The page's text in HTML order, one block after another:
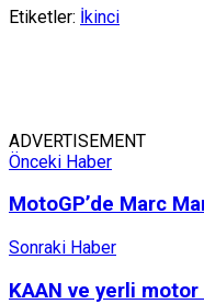
Etiketler: İkinci
ADVERTISEMENT
Önceki Haber
MotoGP’de Marc
Sonraki Haber
KAAN ve yerli